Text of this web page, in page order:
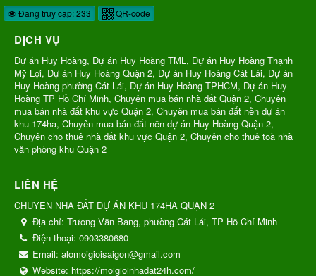
Đang truy cập: 233 QR-code
DỊCH VỤ
Dự án Huy Hoàng, Dự án Huy Hoàng TML, Dự án Huy Hoàng Thạnh
Mỹ Lợi, Dự án Huy Hoàng Quận 2, Dự án Huy Hoàng Cát Lái, Dự án
Huy Hoàng phường Cát Lái, Dự án Huy Hoàng TPHCM, Dự án Huy
Hoàng TP Hồ Chí Minh, Chuyên mua bán nhà đất Quận 2, Chuyên
mua bán nhà đất khu vực Quận 2, Chuyên mua bán đất nền dự án
khu 174ha, Chuyên mua bán đất nền dự án Huy Hoàng Quận 2,
Chuyên cho thuê nhà đất khu vực Quận 2, Chuyên cho thuê toà nhà
văn phòng khu Quận 2
LIÊN HỆ
CHUYÊN NHÀ ĐẤT DỰ ÁN KHU 174HA QUẬN 2
Địa chỉ: Trương Văn Bang, phường Cát Lái, TP Hồ Chí Minh
Điện thoại: 0903380680
Email: alomoigioisaigon@gmail.com
Website: https://moigioinhadat24h.com/